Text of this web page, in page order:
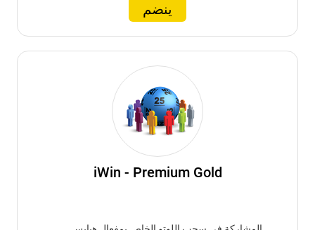
ينضم
iWin - Premium Gold